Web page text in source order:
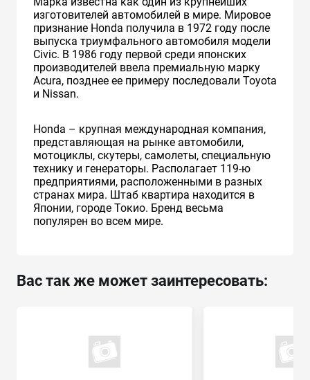
изготовителей автомобилей в мире. Мировое
признание Honda получила в 1972 году после
выпуска триумфального автомобиля модели
Civic. В 1986 году первой среди японских
производителей ввела премиальную марку
Acura, позднее ее примеру последовали Toyota
и Nissan.
Honda – крупная международная компания,
представляющая на рынке автомобили,
мотоциклы, скутеры, самолеты, специальную
технику и генераторы. Располагает 119-ю
предприятиями, расположенными в разных
странах мира. Штаб квартира находится в
Японии, городе Токио. Бренд весьма
популярен во всем мире.
Вас так же может заинтересовать: